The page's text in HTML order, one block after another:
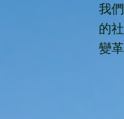
我
的
變革